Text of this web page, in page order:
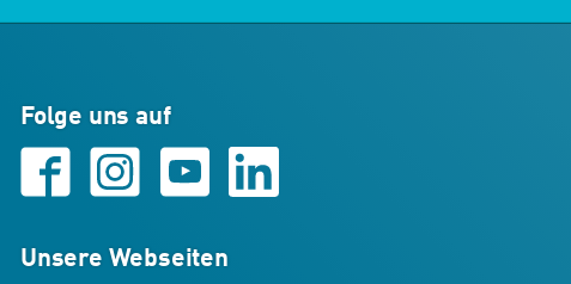
Folge uns auf
Unsere Webseiten